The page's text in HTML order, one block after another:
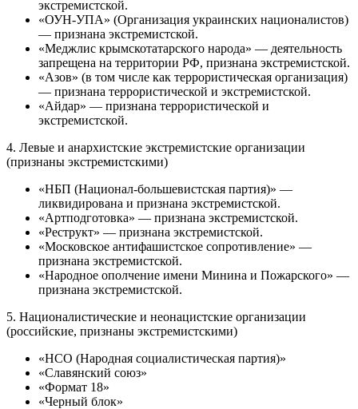
экстремистской.
«ОУН-УПА» (Организация украинских националистов)
— признана экстремистской.
«Меджлис крымскотатарского народа» — деятельность
запрещена на территории РФ, признана экстремистской.
«Азов» (в том числе как террористическая организация)
— признана террористической и экстремистской.
«Айдар» — признана террористической и
экстремистской.
4. Левые и анархистские экстремистские организации
(признаны экстремистскими)
«НБП (Национал-большевистская партия)» —
ликвидирована и признана экстремистской.
«Артподготовка» — признана экстремистской.
«Реструкт» — признана экстремистской.
«Московское антифашистское сопротивление» —
признана экстремистской.
«Народное ополчение имени Минина и Пожарского» —
признана экстремистской.
5. Националистические и неонацистские организации
(российские, признаны экстремистскими)
«НСО (Народная социалистическая партия)»
«Славянский союз»
«Формат 18»
«Черный блок»